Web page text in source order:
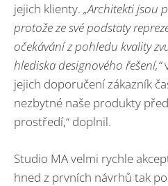
jejich klienty. „Architekti jsou
protože ze své podstaty
očekávání z pohledu kvality
hlediska designového řešení,“
jejich doporučení zákazník
nezbytné naše produkty
prostředí,“ doplnil.
Studio MA velmi rychle
hned z prvních návrhů tak